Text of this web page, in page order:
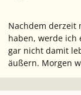
Nachdem derzeit
haben, werde ich
gar nicht damit
äußern. Morgen